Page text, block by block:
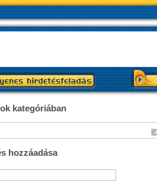
kategóriában
hozzáadása